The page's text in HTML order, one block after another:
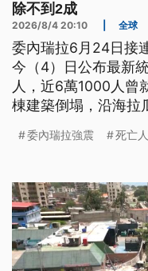
除不到2成
2026/8/4 20:10 全球
委內瑞拉6月24日接
今（4）日公布最新
人，近6萬1000人曾
棟建築倒塌，沿海拉
還會增加。
委內瑞拉強震 死亡